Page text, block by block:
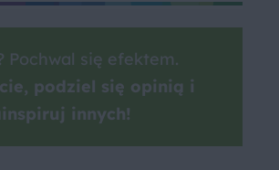
Pochwal się efektem.
podziel się opinią i
innych!